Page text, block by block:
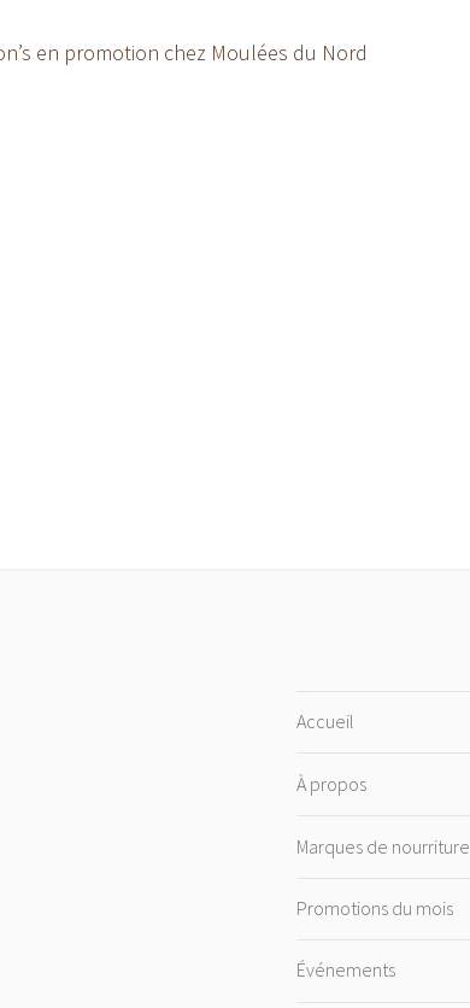
en promotion chez Moulées du Nord
Accueil
À propos
Marques de nourriture
Promotions du mois
Événements